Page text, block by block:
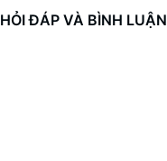
HỎI ĐÁP VÀ BÌNH LUẬN